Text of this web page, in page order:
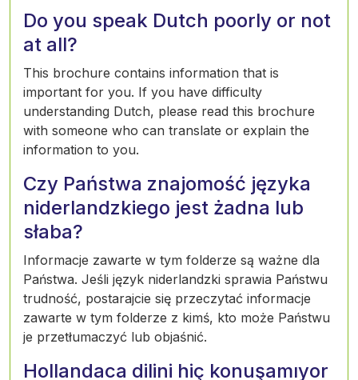
Do you speak Dutch poorly or not
at all?
This brochure contains information that is
important for you. If you have difficulty
understanding Dutch, please read this brochure
with someone who can translate or explain the
information to you.
Czy Państwa znajomość języka
niderlandzkiego jest żadna lub
słaba?
Informacje zawarte w tym folderze są ważne dla
Państwa. Jeśli język niderlandzki sprawia Państwu
trudność, postarajcie się przeczytać informacje
zawarte w tym folderze z kimś, kto może Państwu
je przetłumaczyć lub objaśnić.
Hollandaca dilini hiç konuşamıyor